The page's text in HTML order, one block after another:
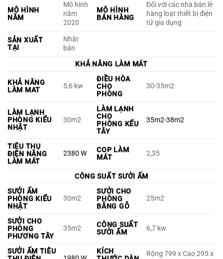
MÔ HÌNH
NĂM
Mô hình
năm
2020
MÔ HÌNH
BÁN HÀNG
Đối với các nhà bán lẻ
hàng loạt thiết bị điện
tử gia dụng
SẢN XUẤT
TẠI
Nhật
bản
KHẢ NĂNG LÀM MÁT
KHẢ NĂNG
LÀM MAT
5,6 kw
ĐIỀU HÒA
CHO
PHÒNG
30-35m2
LÀM LẠNH
PHÒNG KIỂU
NHẬT
30m2
LÀM LẠNH
CHO
PHÒNG KỂU
TÂY
35m2-38m2
TIÊU THỤ
ĐIỆN NĂNG
LÀM MÁT
2380 W
COP LÀM
MÁT
2,35
CÔNG SUẤT SƯỞI ẤM
SƯỞI ẤM
PHÒNG KIỂU
NHẬT
30m2
SƯỞI CHO
PHÒNG
BẰNG GỖ
25m2
SƯỞI CHO
PHÒNG
PHƯƠNG TÂY
35m2
CÔNG SUẤT
SƯỞI ẤM
6,7 kw
SƯỞI ẤM TIÊU
KÍCH
Rộng 799 x Cao 295 x